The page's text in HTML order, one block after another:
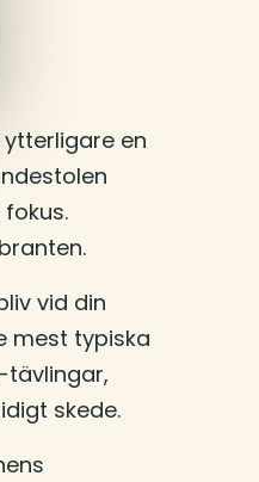
en
vid din
mest typiska
tävlingar,
skede.